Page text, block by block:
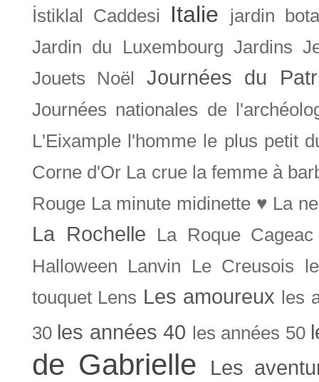
İstiklal Caddesi Italie
jardin
Jardin du Luxembourg Jardins
Jouets Noël
Journées du
Journées nationales de
L'Eixample l'homme le plus petit
Corne d'Or La crue la femme à
Rouge La minute midinette ♥ La
La Rochelle
La Roque Cageac
Halloween
Lanvin Le Creusois
touquet Lens Les amoureux les
30 les années 40 les années 50
de Gabrielle Les